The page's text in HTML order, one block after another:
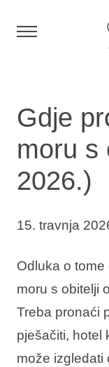
Hoteli i
Interesi
Gdje
moru s
2026.)
15. travnja
Odluka o
moru s obitelji
Treba pronaći
pješačiti, hotel
može izgledati